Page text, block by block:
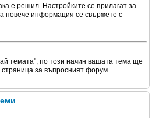
е решил. Настройките се прилагат за
повече информация се свържете с
темата", по този начин вашата тема ще
за въпросният форум.